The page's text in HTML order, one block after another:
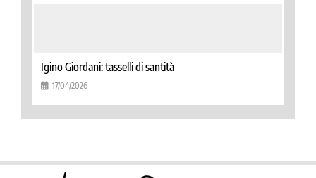
Igino Giordani: tasselli di santità
17/04/2026